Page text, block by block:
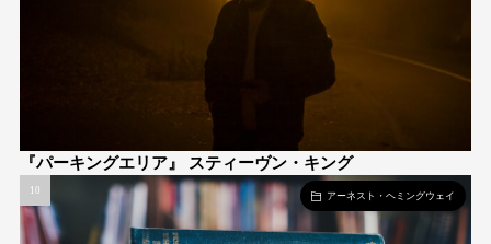
『パーキングエリア』 スティーヴン・キング
アーネスト・ヘミングウェイ